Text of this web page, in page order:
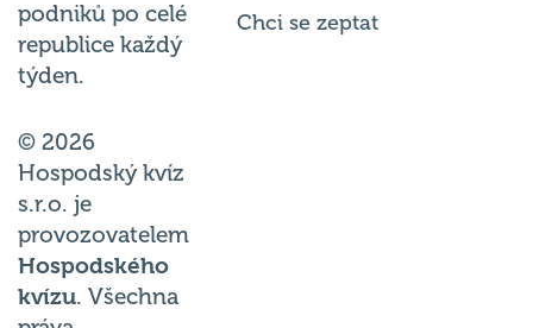
podniků po celé
republice každý
týden.
© 2026
Hospodský kvíz
s.r.o. je
provozovatelem
Hospodského
kvízu. Všechna
Chci se zeptat